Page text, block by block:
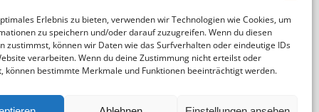
Erlebnis zu bieten, verwenden wir Technologien wie Cookies, um
zu speichern und/oder darauf zuzugreifen. Wenn du diesen
zustimmst, können wir Daten wie das Surfverhalten oder eindeutige IDs
verarbeiten. Wenn du deine Zustimmung nicht erteilst oder
können bestimmte Merkmale und Funktionen beeinträchtigt werden.
|ÜBER UNS |IMPRESSUM|DATENSCHUTZ |